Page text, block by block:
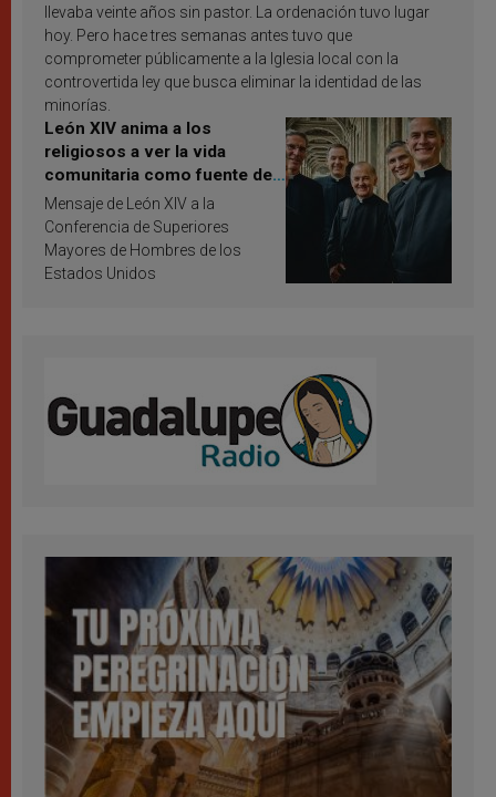
llevaba veinte años sin pastor. La ordenación tuvo lugar
hoy. Pero hace tres semanas antes tuvo que
comprometer públicamente a la Iglesia local con la
controvertida ley que busca eliminar la identidad de las
minorías.
León XIV anima a los
religiosos a ver la vida
comunitaria como fuente de
inspiración y santificación
Mensaje de León XIV a la
Conferencia de Superiores
Mayores de Hombres de los
Estados Unidos